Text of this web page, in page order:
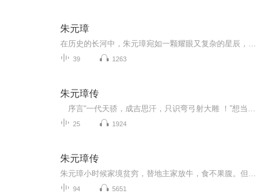
朱元璋
39 1263
朱元璋传
25 1924
朱元璋传
94 5651